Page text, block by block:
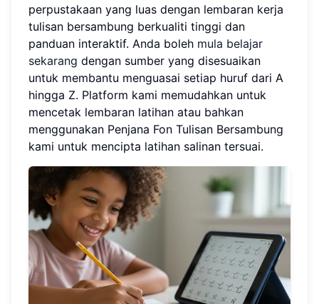
perpustakaan yang luas dengan lembaran kerja
tulisan bersambung berkualiti tinggi dan
panduan interaktif. Anda boleh mula belajar
sekarang dengan sumber yang disesuaikan
untuk membantu menguasai setiap huruf dari A
hingga Z. Platform kami memudahkan untuk
mencetak lembaran latihan atau bahkan
menggunakan Penjana Fon Tulisan Bersambung
kami untuk mencipta latihan salinan tersuai.